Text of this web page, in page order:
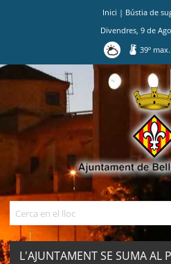
Inici | Bústia de
Divendres 9 de
39º
L'AJUNTAMENT SE SUMA AL